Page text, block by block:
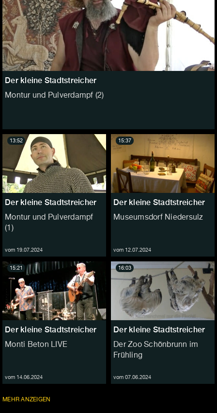
Der kleine Stadtstreicher
Montur und Pulverdampf (2)
Der kleine Stadtstreicher
Montur und Pulverdampf
(1)
vom 19.07.2024
13:52
Der kleine Stadtstreicher
Museumsdorf Niedersulz
vom 12.07.2024
15:37
Der kleine Stadtstreicher
Monti Beton LIVE
vom 14.06.2024
15:21
Der kleine Stadtstreicher
Der Zoo Schönbrunn im
Frühling
vom 07.06.2024
16:03
MEHRFOLGEN
ANZEIGEN